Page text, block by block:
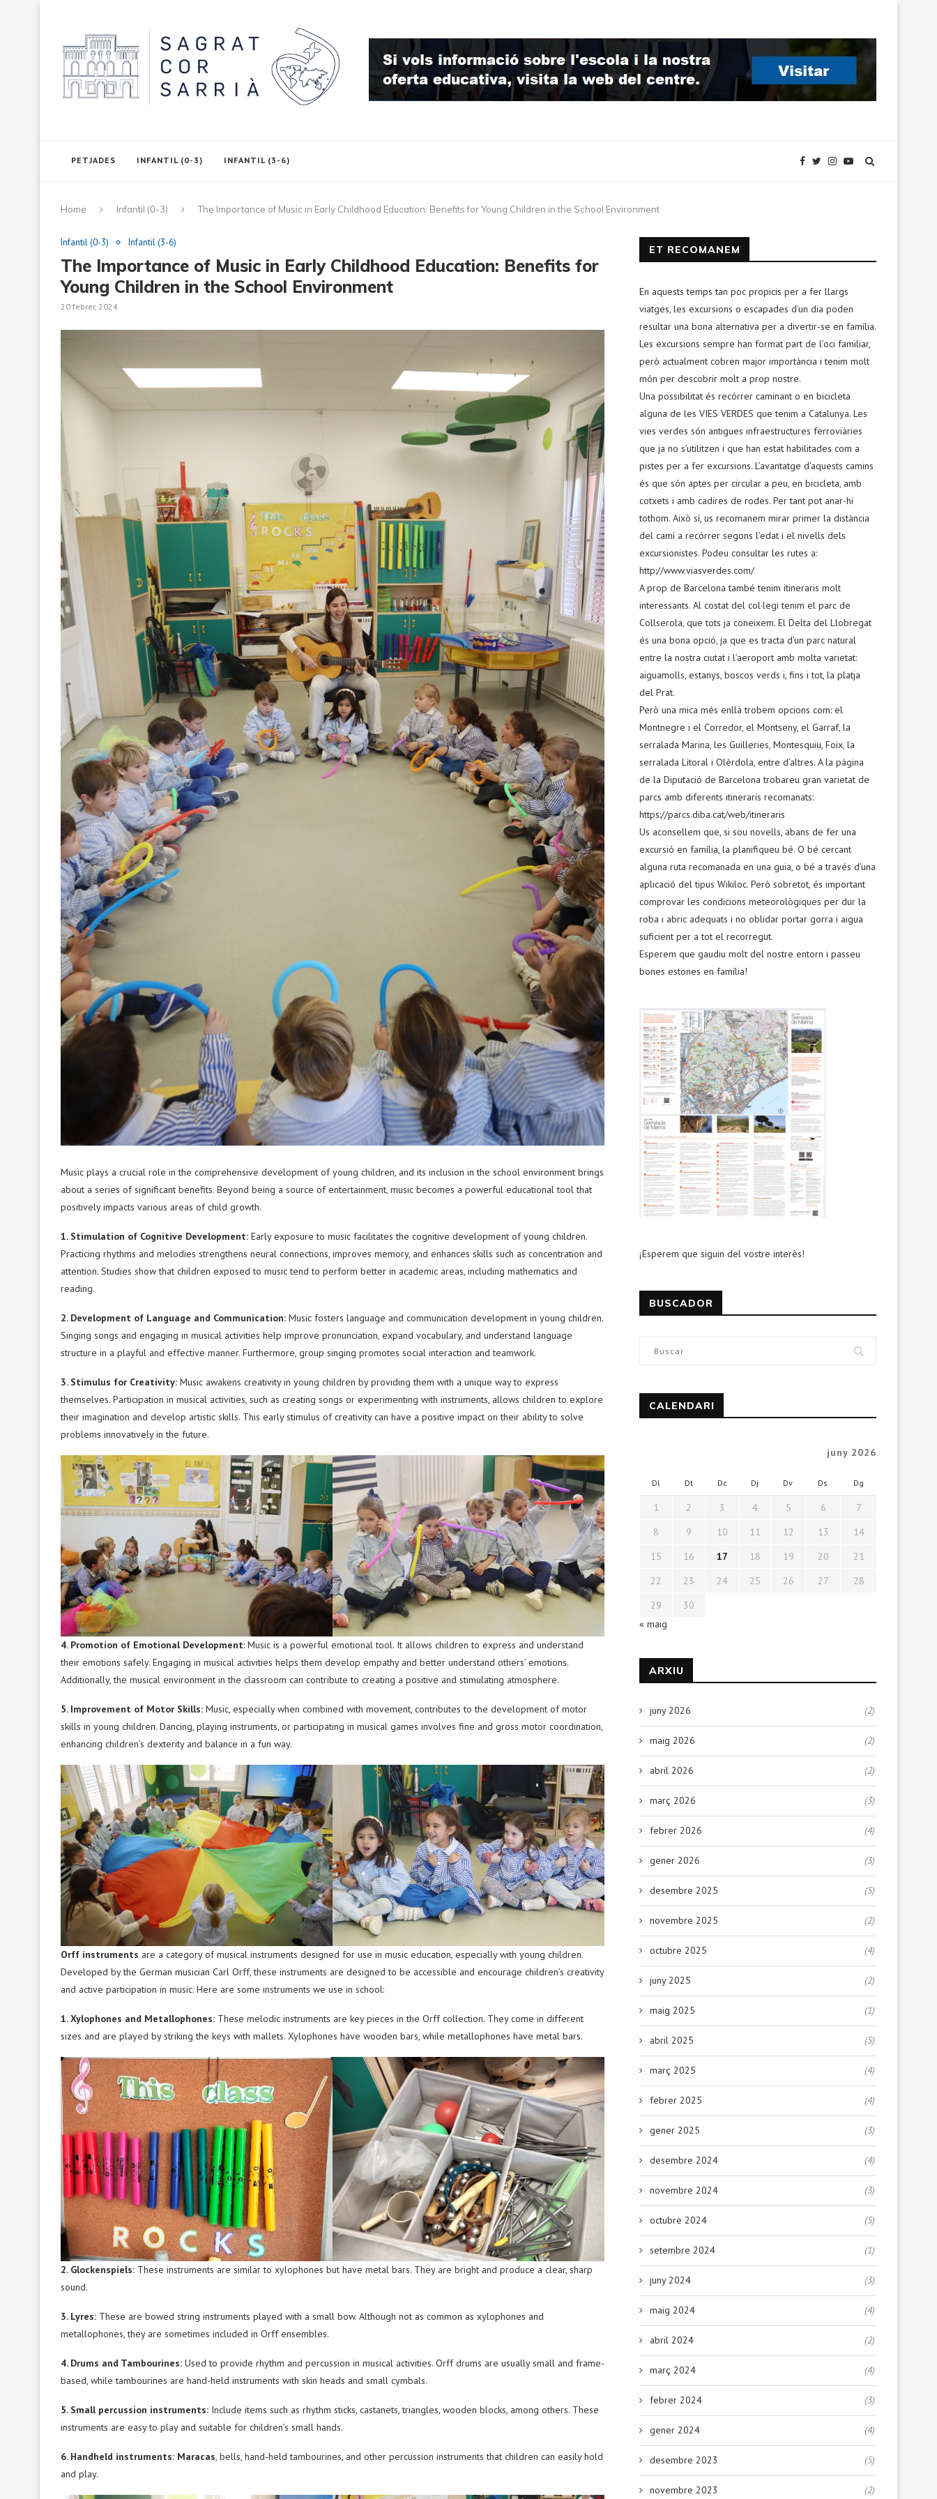
PETJADES INFANTIL (0-3) INFANTIL (3-6)
Home Infantil (0-3) The Importance of Music in Early Childhood Education: Benefits for Young Children in the School Environment
Infantil (0-3) Infantil (3-6)
The Importance of Music in Early Childhood Education: Benefits for
Young Children in the School Environment
20 febrer, 2024
Music plays a crucial role in the comprehensive development of young children, and its inclusion in the school environment brings
about a series of significant benefits. Beyond being a source of entertainment, music becomes a powerful educational tool that
positively impacts various areas of child growth.
1. Stimulation of Cognitive Development: Early exposure to music facilitates the cognitive development of young children.
Practicing rhythms and melodies strengthens neural connections, improves memory, and enhances skills such as concentration and
attention. Studies show that children exposed to music tend to perform better in academic areas, including mathematics and
reading.
2. Development of Language and Communication: Music fosters language and communication development in young children.
Singing songs and engaging in musical activities help improve pronunciation, expand vocabulary, and understand language
structure in a playful and effective manner. Furthermore, group singing promotes social interaction and teamwork.
3. Stimulus for Creativity: Music awakens creativity in young children by providing them with a unique way to express
themselves. Participation in musical activities, such as creating songs or experimenting with instruments, allows children to explore
their imagination and develop artistic skills. This early stimulus of creativity can have a positive impact on their ability to solve
problems innovatively in the future.
4. Promotion of Emotional Development: Music is a powerful emotional tool. It allows children to express and understand
their emotions safely. Engaging in musical activities helps them develop empathy and better understand others’ emotions.
Additionally, the musical environment in the classroom can contribute to creating a positive and stimulating atmosphere.
5. Improvement of Motor Skills: Music, especially when combined with movement, contributes to the development of motor
skills in young children. Dancing, playing instruments, or participating in musical games involves fine and gross motor coordination,
enhancing children’s dexterity and balance in a fun way.
Orff instruments are a category of musical instruments designed for use in music education, especially with young children.
Developed by the German musician Carl Orff, these instruments are designed to be accessible and encourage children’s creativity
and active participation in music. Here are some instruments we use in school:
1. Xylophones and Metallophones: These melodic instruments are key pieces in the Orff collection. They come in different
sizes and are played by striking the keys with mallets. Xylophones have wooden bars, while metallophones have metal bars.
2. Glockenspiels: These instruments are similar to xylophones but have metal bars. They are bright and produce a clear, sharp
sound.
3. Lyres: These are bowed string instruments played with a small bow. Although not as common as xylophones and
metallophones, they are sometimes included in Orff ensembles.
4. Drums and Tambourines: Used to provide rhythm and percussion in musical activities. Orff drums are usually small and frame-
based, while tambourines are hand-held instruments with skin heads and small cymbals.
5. Small percussion instruments: Include items such as rhythm sticks, castanets, triangles, wooden blocks, among others. These
instruments are easy to play and suitable for children’s small hands.
6. Handheld instruments: Maracas, bells, hand-held tambourines, and other percussion instruments that children can easily hold
and play.
ET RECOMANEM
En aquests temps tan poc propicis per a fer llargs
viatges, les excursions o escapades d’un dia poden
resultar una bona alternativa per a divertir-se en família.
Les excursions sempre han format part de l’oci familiar,
però actualment cobren major importància i tenim molt
món per descobrir molt a prop nostre.
Una possibilitat és recórrer caminant o en bicicleta
alguna de les VIES VERDES que tenim a Catalunya. Les
vies verdes són antigues infraestructures ferroviàries
que ja no s’utilitzen i que han estat habilitades com a
pistes per a fer excursions. L’avantatge d’aquests camins
és que són aptes per circular a peu, en bicicleta, amb
cotxets i amb cadires de rodes. Per tant pot anar-hi
tothom. Això sí, us recomanem mirar primer la distància
del camí a recórrer segons l’edat i el nivells dels
excursionistes. Podeu consultar les rutes a:
http://www.viasverdes.com/
A prop de Barcelona també tenim itineraris molt
interessants. Al costat del col·legi tenim el parc de
Collserola, que tots ja coneixem. El Delta del Llobregat
és una bona opció, ja que es tracta d’un parc natural
entre la nostra ciutat i l’aeroport amb molta varietat:
aiguamolls, estanys, boscos verds i, fins i tot, la platja
del Prat.
Però una mica més enllà trobem opcions com: el
Montnegre i el Corredor, el Montseny, el Garraf, la
serralada Marina, les Guilleries, Montesquiu, Foix, la
serralada Litoral i Olèrdola, entre d’altres. A la pàgina
de la Diputació de Barcelona trobareu gran varietat de
parcs amb diferents itineraris recomanats:
https://parcs.diba.cat/web/itineraris
Us aconsellem que, si sou novells, abans de fer una
excursió en família, la planifiqueu bé. O bé cercant
alguna ruta recomanada en una guia, o bé a través d’una
aplicació del tipus Wikiloc. Però sobretot, és important
comprovar les condicions meteorològiques per dur la
roba i abric adequats i no oblidar portar gorra i aigua
suficient per a tot el recorregut.
Esperem que gaudiu molt del nostre entorn i passeu
bones estones en família!
¡Esperem que siguin del vostre interès!
BUSCADOR
CALENDARI
juny 2026
Dl Dt Dc Dj Dv Ds Dg
1 2 3 4 5 6
7
8
9 10 11 12 13
14
15
16 17 18 19 20
21
22
23 24 25 26 27
28
29
30
« maig
ARXIU
juny 2026 (2)
maig 2026 (2)
abril 2026 (2)
març 2026 (3)
febrer 2026 (4)
gener 2026 (3)
desembre 2025 (5)
novembre 2025 (2)
octubre 2025 (4)
juny 2025 (2)
maig 2025 (1)
abril 2025 (5)
març 2025 (4)
febrer 2025 (4)
gener 2025 (3)
desembre 2024 (4)
novembre 2024 (3)
octubre 2024 (5)
setembre 2024 (1)
juny 2024 (3)
maig 2024 (4)
abril 2024 (2)
març 2024 (4)
febrer 2024 (3)
gener 2024 (4)
desembre 2023 (5)
novembre 2023 (2)